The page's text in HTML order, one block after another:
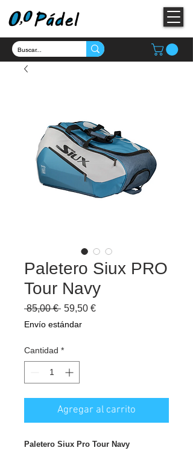
Paletero Siux PRO
Tour Navy
85,00 € Precio
59,50 €Precio
Envío estándar
Cantidad *
Agregar al carrito
Paletero Siux Pro Tour Navy